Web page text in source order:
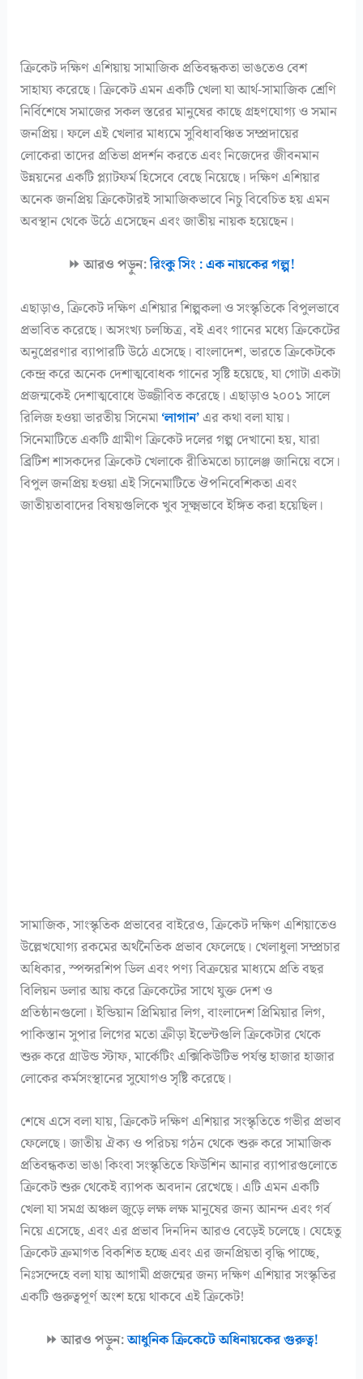
ক্রিকেট দক্ষিণ এশিয়ায় সামাজিক প্রতিবন্ধকতা ভাঙতেও বেশ
সাহায্য করেছে। ক্রিকেট এমন একটি খেলা যা আর্থ-সামাজিক শ্রেণি
নির্বিশেষে সমাজের সকল স্তরের মানুষের কাছে গ্রহণযোগ্য ও সমান
জনপ্রিয়। ফলে এই খেলার মাধ্যমে সুবিধাবঞ্চিত সম্প্রদায়ের
লোকেরা তাদের প্রতিভা প্রদর্শন করতে এবং নিজেদের জীবনমান
উন্নয়নের একটি প্ল্যাটফর্ম হিসেবে বেছে নিয়েছে। দক্ষিণ এশিয়ার
অনেক জনপ্রিয় ক্রিকেটারই সামাজিকভাবে নিচু বিবেচিত হয় এমন
অবস্থান থেকে উঠে এসেছেন এবং জাতীয় নায়ক হয়েছেন।
⏩ আরও পড়ুন:রিংকু সিং : এক নায়কের গল্প!
এছাড়াও, ক্রিকেট দক্ষিণ এশিয়ার শিল্পকলা ও সংস্কৃতিকে বিপুলভাবে
প্রভাবিত করেছে। অসংখ্য চলচ্চিত্র, বই এবং গানের মধ্যে ক্রিকেটের
অনুপ্রেরণার ব্যাপারটি উঠে এসেছে। বাংলাদেশ, ভারতে ক্রিকেটকে
কেন্দ্র করে অনেক দেশাত্মবোধক গানের সৃষ্টি হয়েছে, যা গোটা একটা
প্রজন্মকেই দেশাত্মবোধে উজ্জীবিত করেছে। এছাড়াও ২০০১ সালে
রিলিজ হওয়া ভারতীয় সিনেমা‘লাগান’এর কথা বলা যায়।
সিনেমাটিতে একটি গ্রামীণ ক্রিকেট দলের গল্প দেখানো হয়, যারা
ব্রিটিশ শাসকদের ক্রিকেট খেলাকে রীতিমতো চ্যালেঞ্জ জানিয়ে বসে।
বিপুল জনপ্রিয় হওয়া এই সিনেমাটিতে ঔপনিবেশিকতা এবং
জাতীয়তাবাদের বিষয়গুলিকে খুব সূক্ষ্মভাবে ইঙ্গিত করা হয়েছিল।
সামাজিক, সাংস্কৃতিক প্রভাবের বাইরেও, ক্রিকেট দক্ষিণ এশিয়াতেও
উল্লেখযোগ্য রকমের অর্থনৈতিক প্রভাব ফেলেছে। খেলাধুলা সম্প্রচার
অধিকার, স্পন্সরশিপ ডিল এবং পণ্য বিক্রয়ের মাধ্যমে প্রতি বছর
বিলিয়ন ডলার আয় করে ক্রিকেটের সাথে যুক্ত দেশ ও
প্রতিষ্ঠানগুলো। ইন্ডিয়ান প্রিমিয়ার লিগ, বাংলাদেশ প্রিমিয়ার লিগ,
পাকিস্তান সুপার লিগের মতো ক্রীড়া ইভেন্টগুলি ক্রিকেটার থেকে
শুরু করে গ্রাউন্ড স্টাফ, মার্কেটিং এক্সিকিউটিভ পর্যন্ত হাজার হাজার
লোকের কর্মসংস্থানের সুযোগও সৃষ্টি করেছে।
শেষে এসে বলা যায়, ক্রিকেট দক্ষিণ এশিয়ার সংস্কৃতিতে গভীর প্রভাব
ফেলেছে। জাতীয় ঐক্য ও পরিচয় গঠন থেকে শুরু করে সামাজিক
প্রতিবন্ধকতা ভাঙা কিংবা সংস্কৃতিতে ফিউশিন আনার ব্যাপারগুলোতে
ক্রিকেট শুরু থেকেই ব্যাপক অবদান রেখেছে। এটি এমন একটি
খেলা যা সমগ্র অঞ্চল জুড়ে লক্ষ লক্ষ মানুষের জন্য আনন্দ এবং গর্ব
নিয়ে এসেছে, এবং এর প্রভাব দিনদিন আরও বেড়েই চলেছে। যেহেতু
ক্রিকেট ক্রমাগত বিকশিত হচ্ছে এবং এর জনপ্রিয়তা বৃদ্ধি পাচ্ছে,
নিঃসন্দেহে বলা যায় আগামী প্রজন্মের জন্য দক্ষিণ এশিয়ার সংস্কৃতির
একটি গুরুত্বপূর্ণ অংশ হয়ে থাকবে এই ক্রিকেট!
⏩ আরও পড়ুন:আধুনিক ক্রিকেটে অধিনায়কের গুরুত্ব!